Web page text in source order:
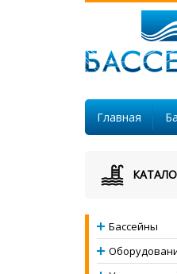
Главная
Бассейны